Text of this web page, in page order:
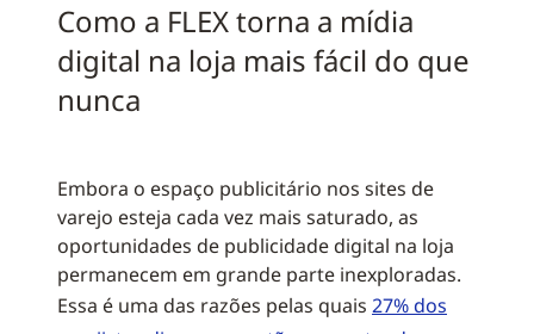
Como a FLEX torna a mídia
digital na loja mais fácil do que
nunca
Embora o espaço publicitário nos sites de
varejo esteja cada vez mais saturado, as
oportunidades de publicidade digital na loja
permanecem em grande parte inexploradas.
Essa é uma das razões pelas quais 27% dos